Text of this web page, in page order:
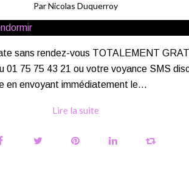
Par Nicolas Duquerroy
sans rendez-vous TOTALEMENT
01 75 75 43 21 ou votre voyance SMS
en envoyant immédiatement le...
Lire la suite